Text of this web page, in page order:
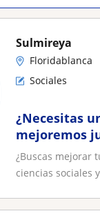
Sulmireya
Floridablanca
Sociales
¿Necesitas
mejoremos
¿Buscas mejorar
ciencias sociales